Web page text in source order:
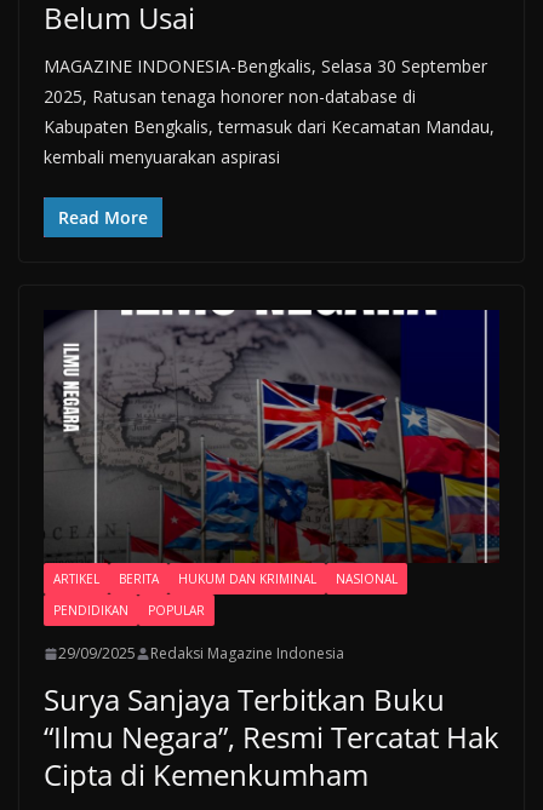
Belum Usai
MAGAZINE INDONESIA-Bengkalis, Selasa 30 September
2025, Ratusan tenaga honorer non-database di
Kabupaten Bengkalis, termasuk dari Kecamatan Mandau,
kembali menyuarakan aspirasi
Read More
ARTIKEL BERITA HUKUM DAN KRIMINAL
NASIONAL
PENDIDIKAN
POPULAR
29/09/2025 Redaksi Magazine Indonesia
Surya Sanjaya Terbitkan Buku
“Ilmu Negara”, Resmi Tercatat Hak
Cipta di Kemenkumham